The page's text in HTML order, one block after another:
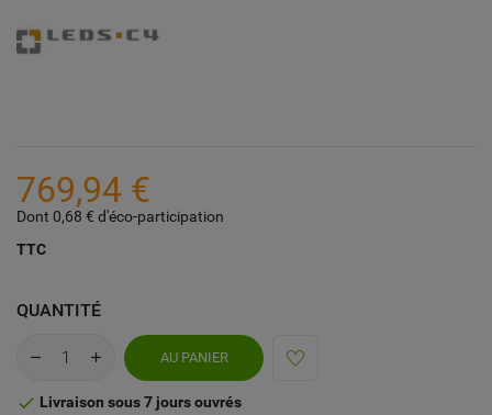
769,94 €
Dont 0,68 € d'éco-participation
TTC
QUANTITÉ
AU PANIER
 Livraison sous 7 jours ouvrés